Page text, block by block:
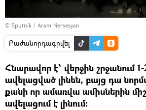
© Sputnik / Aram Nersesyan
Բաժանորդագրվել
Հնարավոր է՝ վերջին շրջանում
ավելացված լինեն, բայց դա
քանի որ ամառվա ամիսներին
ավելացում է լինում։